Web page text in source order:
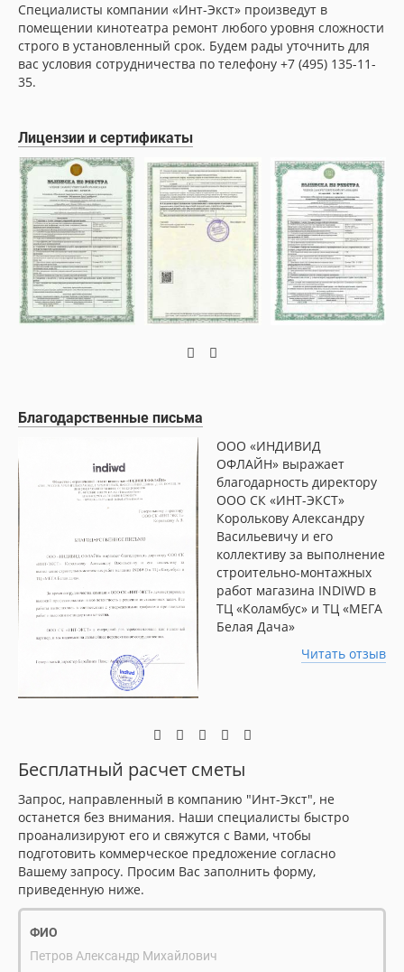
Cпециалисты компании «Инт-Экст» произведут в
помещении кинотеатра ремонт любого уровня сложности
строго в установленный срок. Будем рады уточнить для
вас условия сотрудничества по телефону +7 (495) 135-11-
35.
Лицензии и сертификаты
Благодарственные письма
ООО «ИНДИВИД
ОФЛАЙН» выражает
благодарность директору
ООО СК «ИНТ-ЭКСТ»
Королькову Александру
Васильевичу и его
коллективу за выполнение
строительно-монтажных
работ магазина INDIWD в
ТЦ «Коламбус» и ТЦ «МЕГА
Белая Дача»
Читать отзыв
Бесплатный расчет сметы
Запрос, направленный в компанию "Инт-Экст", не
останется без внимания. Наши специалисты быстро
проанализируют его и свяжутся с Вами, чтобы
подготовить коммерческое предложение согласно
Вашему запросу. Просим Вас заполнить форму,
приведенную ниже.
ФИО
Петров Александр Михайлович